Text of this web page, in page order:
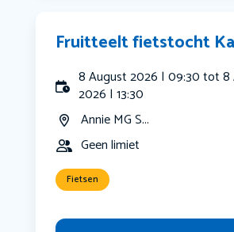
Fruitteelt fietstocht
8 August 2026 | 09:30 tot 8
2026 | 13:30
Annie MG S...
Geen limiet
Fietsen